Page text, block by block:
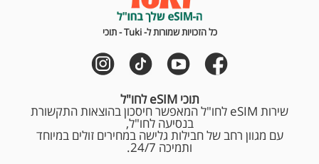
כל הזכויות שמורות ל- Tuki - תוכי
תוכי eSIM לחו"ל
שירות eSIM לחו"ל המאפשר חיסכון בהוצאות התקשורת
בנסיעה לחו"ל,
עם מגוון רחב של חבילות גלישה במחירים זולים במיוחד
ותמיכה 24/7.